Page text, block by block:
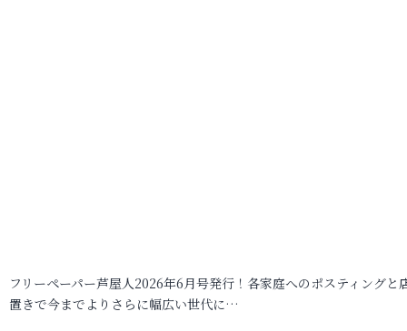
フリーペーパー芦屋人2026年6月号発行！各家庭へのポスティングと
置きで今までよりさらに幅広い世代に…